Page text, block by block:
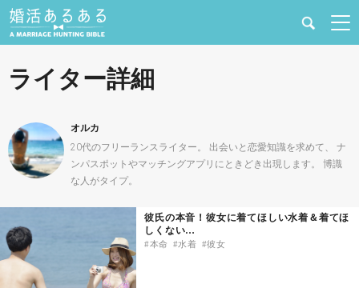
恋愛の悩み
合コン・街コン
マッチングアプリ
ライター詳細
オルカ
20代のフリーランスライター。 出会いと恋愛知識を求めて、 ナ
ンパスポットやマッチングアプリにときどき出現します。 博識
な人がタイプ。
彼氏の本音！彼女に着てほしい水着＆着てほ
しくない…
本命 水着 彼女